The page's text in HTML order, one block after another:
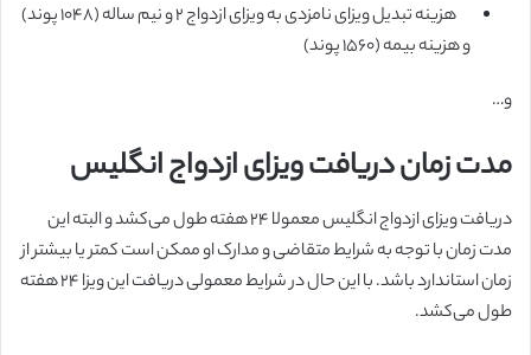
هزینه تبدیل ویزای نامزدی به ویزای ازدواج ۲ و نیم ساله (۱۰۴۸ پوند)
و هزینه بیمه (۱۵۶۰ پوند)
و…
مدت زمان دریافت ویزای ازدواج انگلیس
دریافت ویزای ازدواج انگلیس معمولا ۲۴ هفته طول می‌کشد و البته این
مدت زمان با توجه به شرایط متقاضی و مدارک او ممکن است کمتر یا بیشتر از
زمان استاندارد باشد. با این حال در شرایط معمولی دریافت این ویزا ۲۴ هفته
طول می‌کشد.